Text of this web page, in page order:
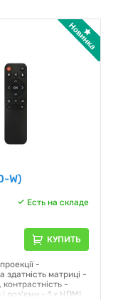
W)
Есть на складе
КУПИТЬ
-
здатність матриці -
-
роз'єми - 1 x HDMI,